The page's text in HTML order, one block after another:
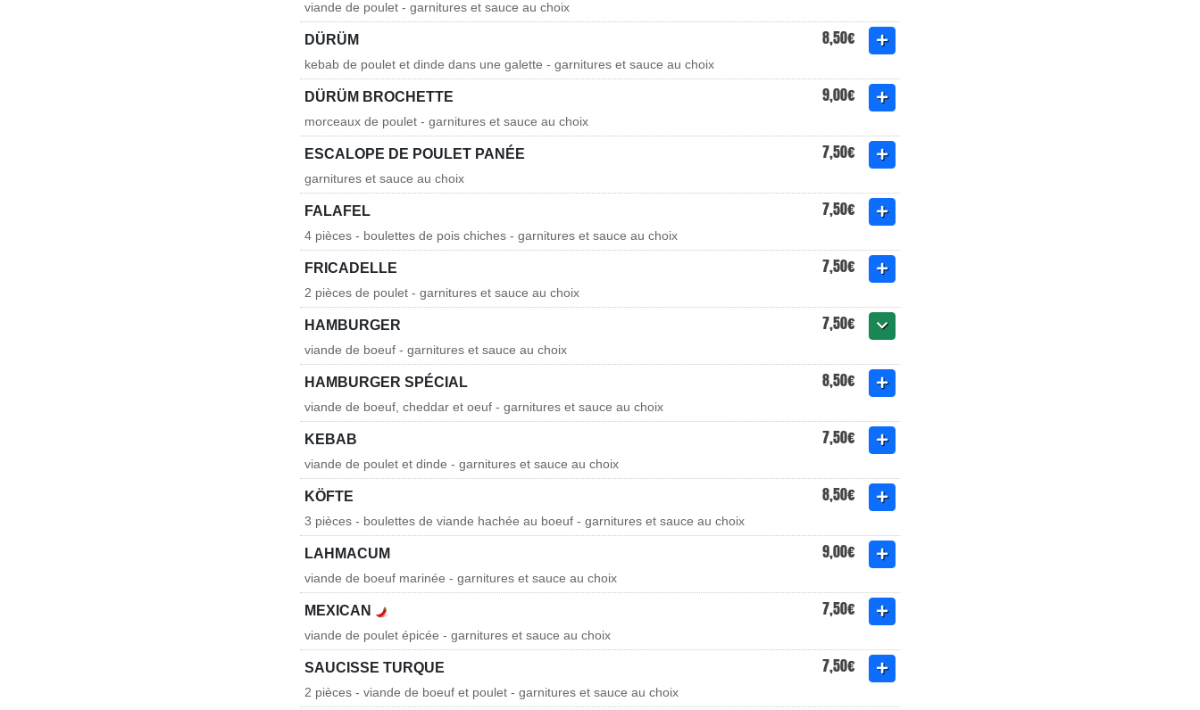
viande de poulet - garnitures et sauce au choix
DÜRÜM 8,50€
kebab de poulet et dinde dans une galette - garnitures et sauce au choix
DÜRÜM BROCHETTE 9,00€
morceaux de poulet - garnitures et sauce au choix
ESCALOPE DE POULET PANÉE 7,50€
garnitures et sauce au choix
FALAFEL 7,50€
4 pièces - boulettes de pois chiches - garnitures et sauce au choix
FRICADELLE 7,50€
2 pièces de poulet - garnitures et sauce au choix
HAMBURGER 7,50€
viande de boeuf - garnitures et sauce au choix
HAMBURGER SPÉCIAL 8,50€
viande de boeuf, cheddar et oeuf - garnitures et sauce au choix
KEBAB 7,50€
viande de poulet et dinde - garnitures et sauce au choix
KÖFTE 8,50€
3 pièces - boulettes de viande hachée au boeuf - garnitures et sauce au choix
LAHMACUM 9,00€
viande de boeuf marinée - garnitures et sauce au choix
MEXICAN 7,50€
viande de poulet épicée - garnitures et sauce au choix
SAUCISSE TURQUE 7,50€
2 pièces - viande de boeuf et poulet - garnitures et sauce au choix